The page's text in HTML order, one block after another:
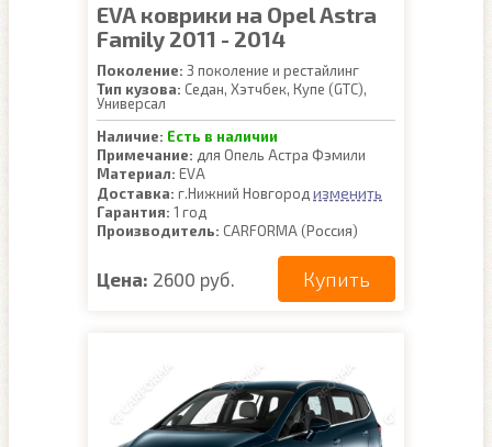
EVA коврики на Opel Astra
Family 2011 - 2014
Поколение: 3 поколение и рестайлинг
Тип кузова: Седан, Хэтчбек, Купе (GTC),
Универсал
Наличие: Есть в наличии
Примечание: для Опель Астра Фэмили
Материал: EVA
Доставка: г.Нижний Новгород изменить
Гарантия: 1 год
Производитель: CARFORMA (Россия)
Цена: 2600 руб. Купить